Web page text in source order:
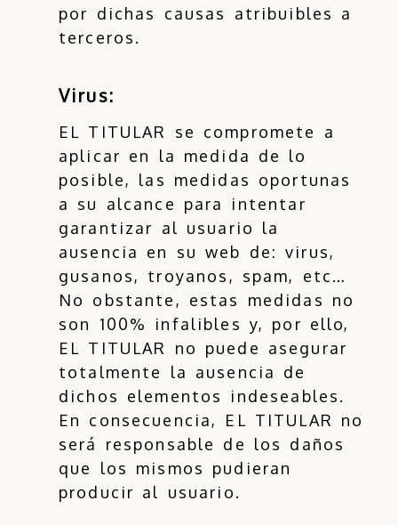
por dichas causas atribuibles a
terceros.
Virus:
EL TITULAR se compromete a
aplicar en la medida de lo
posible, las medidas oportunas
a su alcance para intentar
garantizar al usuario la
ausencia en su web de: virus,
gusanos, troyanos, spam, etc…
No obstante, estas medidas no
son 100% infalibles y, por ello,
EL TITULAR no puede asegurar
totalmente la ausencia de
dichos elementos indeseables.
En consecuencia, EL TITULAR no
será responsable de los daños
que los mismos pudieran
producir al usuario.